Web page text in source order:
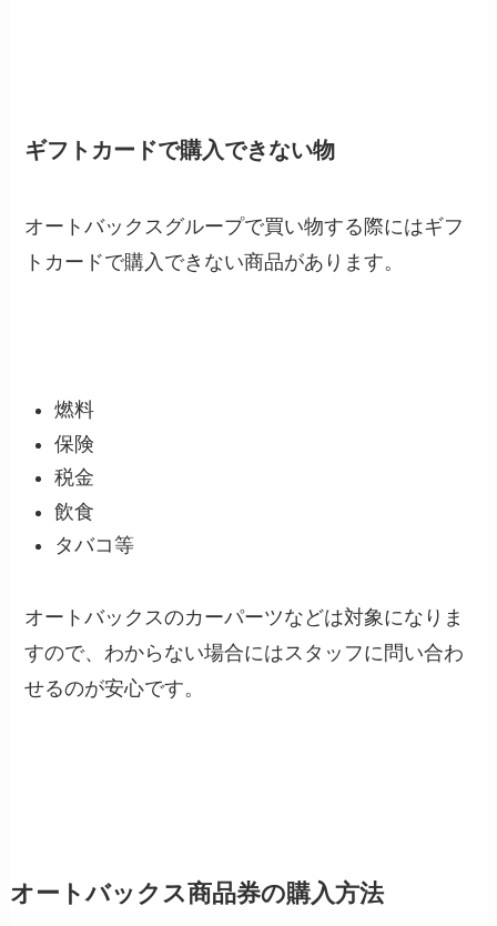
ギフトカードで購入できない物
オートバックスグループで買い物する際にはギフ
トカードで購入できない商品があります。
燃料
保険
税金
飲食
タバコ等
オートバックスのカーパーツなどは対象になりま
すので、わからない場合にはスタッフに問い合わ
せるのが安心です。
オートバックス商品券の購入方法